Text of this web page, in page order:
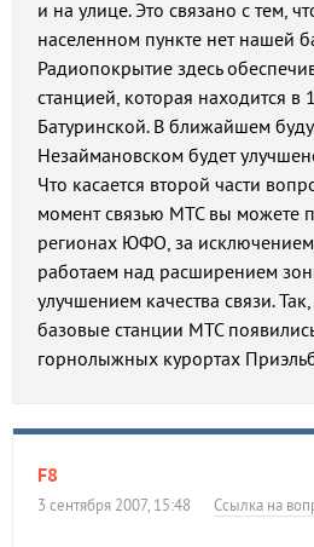
и на улице. Это связано с тем,
населенном пункте нет нашей
Радиопокрытие здесь
станцией, которая находится в
Батуринской. В ближайшем
Незаймановском будет
Что касается второй части
момент связью МТС вы можете
регионах ЮФО, за
работаем над расширением
улучшением качества связи.
базовые станции МТС
горнолыжных курортах
F8
3 сентября 2007, 15:48 Ссылка на